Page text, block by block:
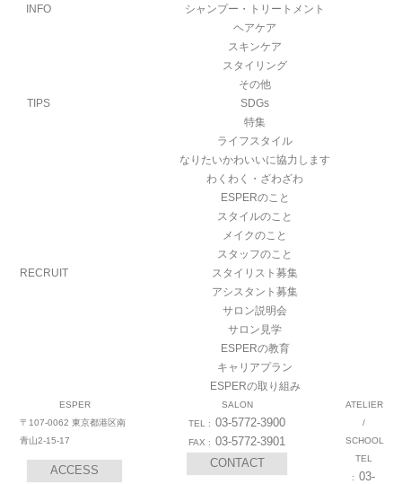
INFO
シャンプー・トリートメント
ヘアケア
スキンケア
スタイリング
その他
TIPS
SDGs
特集
ライフスタイル
なりたいかわいいに協力します
わくわく・ざわざわ
ESPERのこと
スタイルのこと
メイクのこと
スタッフのこと
RECRUIT
スタイリスト募集
アシスタント募集
サロン説明会
サロン見学
ESPERの教育
キャリアプラン
ESPERの取り組み
ESPER
〒107-0062 東京都港区南
青山2-15-17
ACCESS
SALON
03-5772-3900
03-5772-3901
CONTACT
ATELIER
/
SCHOOL
03-